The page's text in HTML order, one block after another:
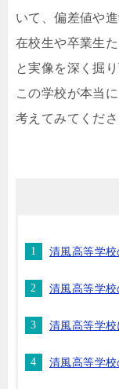
いて、偏差値や
在校生や卒業生
と実像を深く掘
この学校が本当
考えてみてくださ
清風高等学
清風高等学
清風高等学
清風高等学